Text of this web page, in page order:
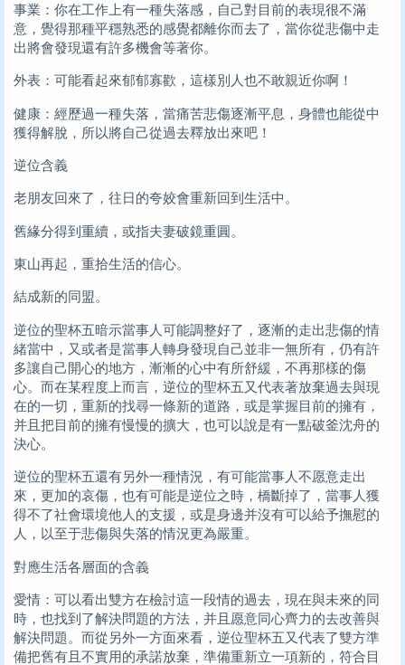
事業：你在工作上有一種失落感，自己對目前的表現很不滿
意，覺得那種平穩熟悉的感覺都離你而去了，當你從悲傷中走
出將會發現還有許多機會等著你。
外表：可能看起來郁郁寡歡，這樣別人也不敢親近你啊！
健康：經歷過一種失落，當痛苦悲傷逐漸平息，身體也能從中
獲得解脫，所以將自己從過去釋放出來吧！
逆位含義
老朋友回來了，往日的夸姣會重新回到生活中。
舊緣分得到重續，或指夫妻破鏡重圓。
東山再起，重拾生活的信心。
結成新的同盟。
逆位的聖杯五暗示當事人可能調整好了，逐漸的走出悲傷的情
緒當中，又或者是當事人轉身發現自己並非一無所有，仍有許
多讓自己開心的地方，漸漸的心中有所舒緩，不再那樣的傷
心。而在某程度上而言，逆位的聖杯五又代表著放棄過去與現
在的一切，重新的找尋一條新的道路，或是掌握目前的擁有，
并且把目前的擁有慢慢的擴大，也可以說是有一點破釜沈舟的
決心。
逆位的聖杯五還有另外一種情況，有可能當事人不愿意走出
來，更加的哀傷，也有可能是逆位之時，橋斷掉了，當事人獲
得不了社會環境他人的支援，或是身邊并沒有可以給予撫慰的
人，以至于悲傷與失落的情況更為嚴重。
對應生活各層面的含義
愛情：可以看出雙方在檢討這一段情的過去，現在與未來的同
時，也找到了解決問題的方法，并且愿意同心齊力的去改善與
解決問題。而從另外一方面來看，逆位聖杯五又代表了雙方準
備把舊有且不實用的承諾放棄，準備重新立一項新的，符合目